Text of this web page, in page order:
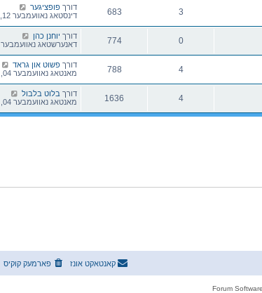
3
683 דורך פופציגער
דינסטאג נאוועמבער 12, 2024 2:43 am
0
774 דורך יוחנן כהן
דאנערשטאג נאוועמבער 07, 2024 3:42 pm
4
788 דורך פשוט און גראד
מאנטאג נאוועמבער 04, 2024 11:08 am
4
1636 דורך בלוט בלבול
מאנטאג נאוועמבער 04, 2024 1:40 am
פארמעק קוקיס קאנטאקט אונז